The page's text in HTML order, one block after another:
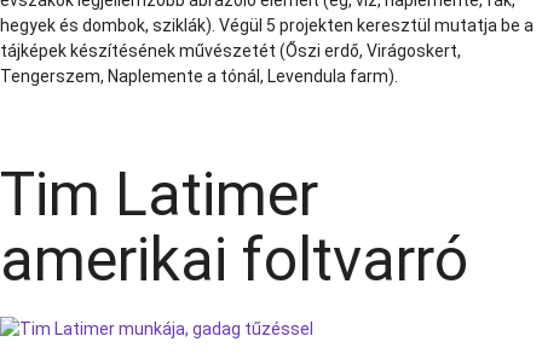
hegyek és dombok, sziklák). Végül 5 projekten keresztül mutatja be a
tájképek készítésének művészetét (Őszi erdő, Virágoskert,
Tengerszem, Naplemente a tónál, Levendula farm).
Tim Latimer
amerikai foltvarró